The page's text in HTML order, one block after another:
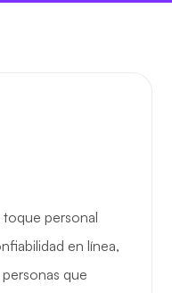
personal
en línea,
que